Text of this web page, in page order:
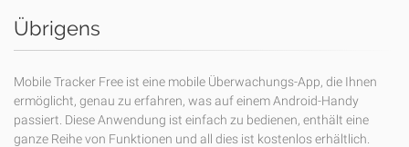
Übrigens
Mobile Tracker Free ist eine mobile Überwachungs-App, die Ihnen
ermöglicht, genau zu erfahren, was auf einem Android-Handy
passiert. Diese Anwendung ist einfach zu bedienen, enthält eine
ganze Reihe von Funktionen und all dies ist kostenlos erhältlich.